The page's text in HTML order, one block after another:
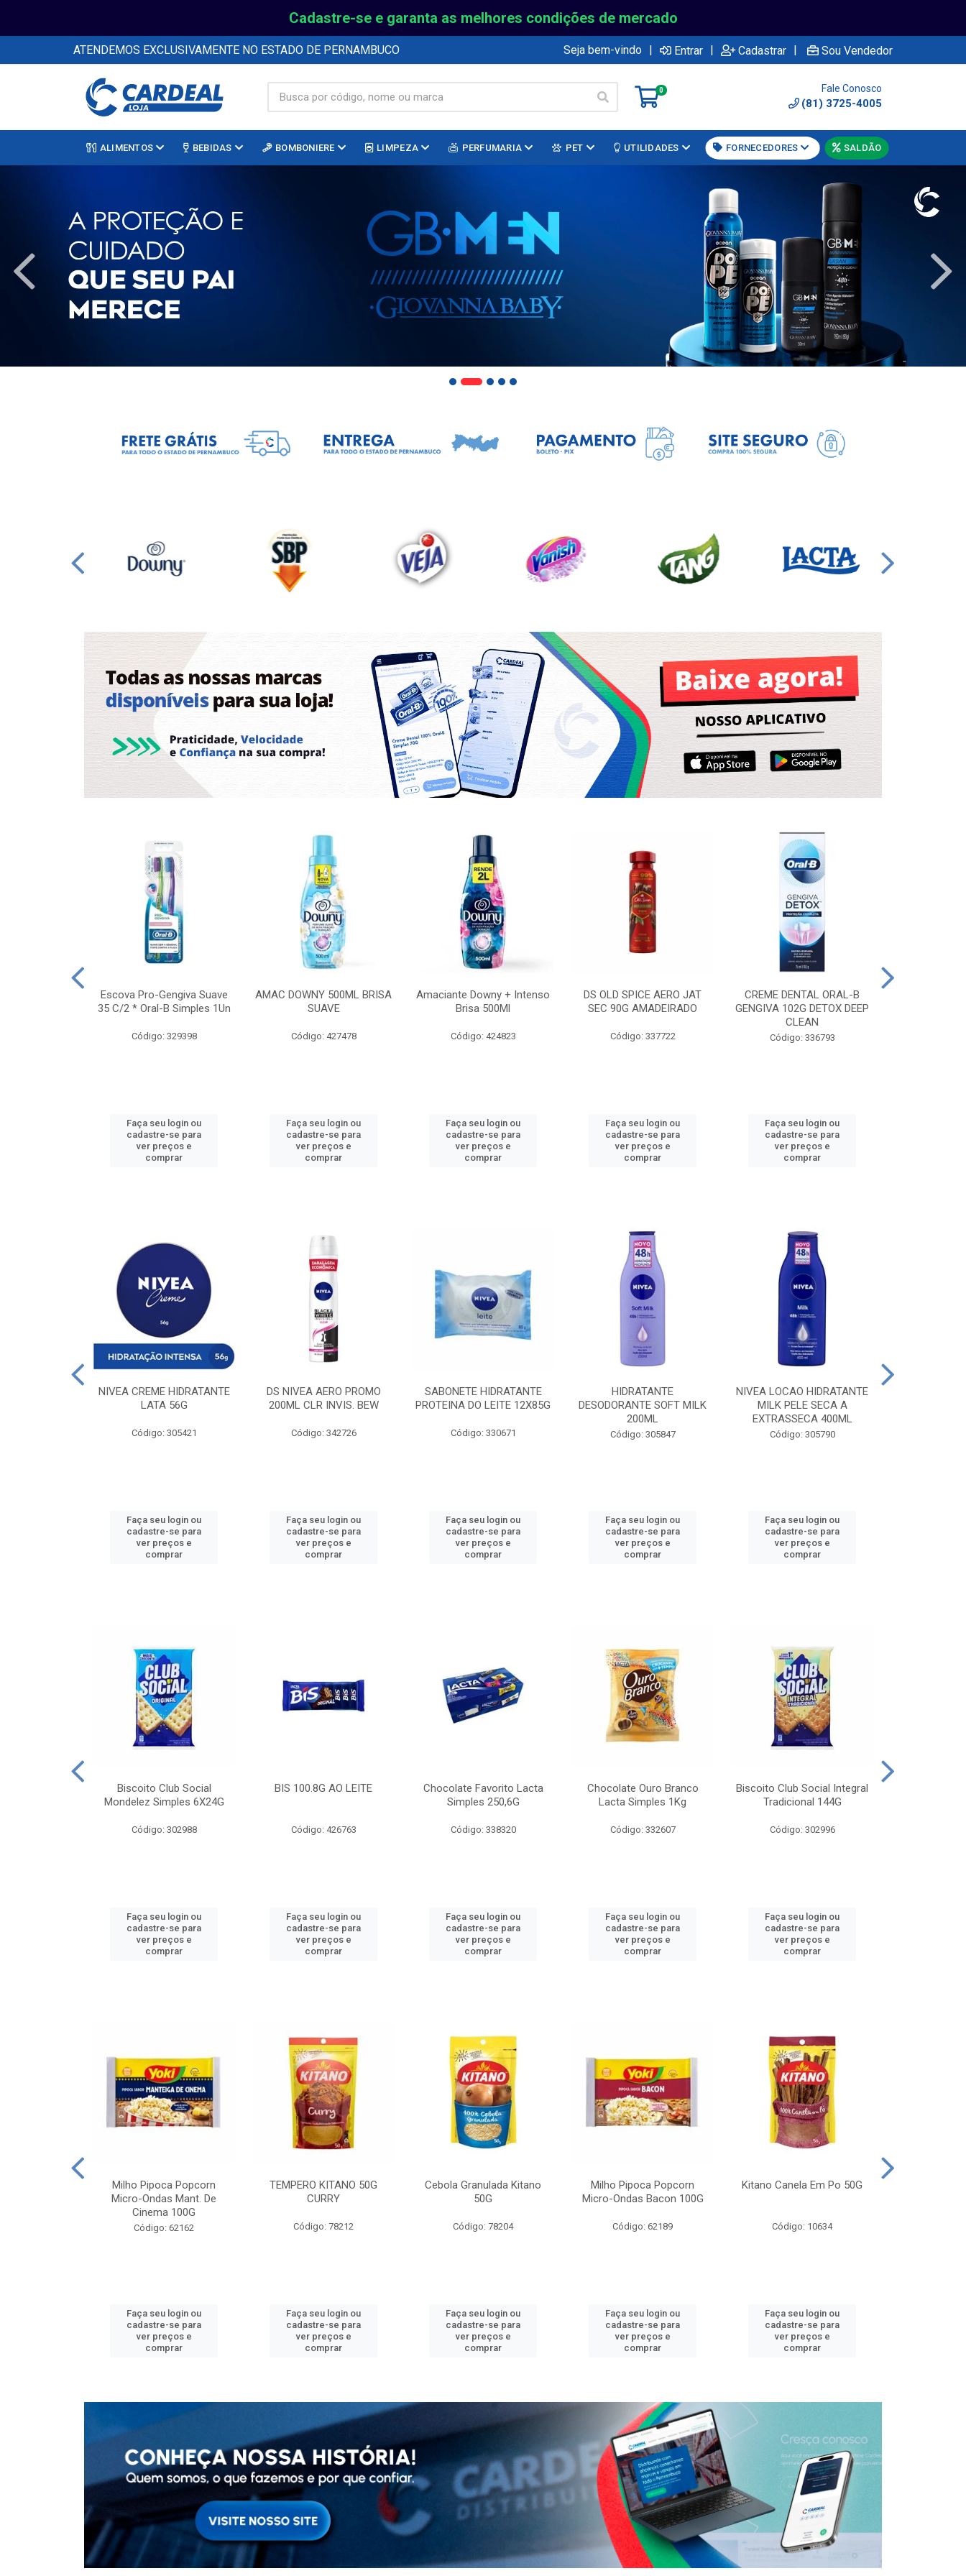
Cadastre-se e garanta as melhores condições de mercado
ATENDEMOS EXCLUSIVAMENTE NO ESTADO DE PERNAMBUCO Seja bem-vindo | Entrar | Cadastrar | Sou Vendedor
0 Fale Conosco
(81) 3725-4005
ALIMENTOS BEBIDAS BOMBONIERE LIMPEZA PERFUMARIA PET UTILIDADES FORNECEDORES SALDÃO
Escova Pro-Gengiva Suave
35 C/2 * Oral-B Simples 1Un
Código: 329398
Faça seu login ou
cadastre-se para
ver preços e
comprar
AMAC DOWNY 500ML BRISA
SUAVE
Código: 427478
Faça seu login ou
cadastre-se para
ver preços e
comprar
Amaciante Downy + Intenso
Brisa 500Ml
Código: 424823
Faça seu login ou
cadastre-se para
ver preços e
comprar
DS OLD SPICE AERO JAT
SEC 90G AMADEIRADO
Código: 337722
Faça seu login ou
cadastre-se para
ver preços e
comprar
CREME DENTAL ORAL-B
GENGIVA 102G DETOX DEEP
CLEAN
Código: 336793
Faça seu login ou
cadastre-se para
ver preços e
comprar
NIVEA CREME HIDRATANTE
LATA 56G
Código: 305421
Faça seu login ou
cadastre-se para
ver preços e
comprar
DS NIVEA AERO PROMO
200ML CLR INVIS. BEW
Código: 342726
Faça seu login ou
cadastre-se para
ver preços e
comprar
SABONETE HIDRATANTE
PROTEINA DO LEITE 12X85G
Código: 330671
Faça seu login ou
cadastre-se para
ver preços e
comprar
HIDRATANTE
DESODORANTE SOFT MILK
200ML
Código: 305847
Faça seu login ou
cadastre-se para
ver preços e
comprar
NIVEA LOCAO HIDRATANTE
MILK PELE SECA A
EXTRASSECA 400ML
Código: 305790
Faça seu login ou
cadastre-se para
ver preços e
comprar
Biscoito Club Social
Mondelez Simples 6X24G
Código: 302988
Faça seu login ou
cadastre-se para
ver preços e
comprar
BIS 100.8G AO LEITE
Código: 426763
Faça seu login ou
cadastre-se para
ver preços e
comprar
Chocolate Favorito Lacta
Simples 250,6G
Código: 338320
Faça seu login ou
cadastre-se para
ver preços e
comprar
Chocolate Ouro Branco
Lacta Simples 1Kg
Código: 332607
Faça seu login ou
cadastre-se para
ver preços e
comprar
Biscoito Club Social Integral
Tradicional 144G
Código: 302996
Faça seu login ou
cadastre-se para
ver preços e
comprar
Milho Pipoca Popcorn
Micro-Ondas Mant. De
Cinema 100G
Código: 62162
Faça seu login ou
cadastre-se para
ver preços e
comprar
TEMPERO KITANO 50G
CURRY
Código: 78212
Faça seu login ou
cadastre-se para
ver preços e
comprar
Cebola Granulada Kitano
50G
Código: 78204
Faça seu login ou
cadastre-se para
ver preços e
comprar
Milho Pipoca Popcorn
Micro-Ondas Bacon 100G
Código: 62189
Faça seu login ou
cadastre-se para
ver preços e
comprar
Kitano Canela Em Po 50G
Código: 10634
Faça seu login ou
cadastre-se para
ver preços e
comprar